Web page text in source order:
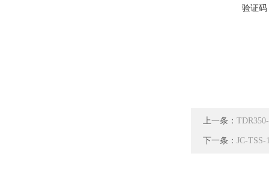
验证码
上一条：
下一条： JC-